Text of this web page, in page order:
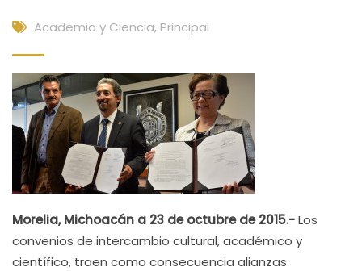
Academia y Ciencia, Principal
Morelia, Michoacán a 23 de octubre de 2015.-Los
convenios de intercambio cultural, académico y
científico, traen como consecuencia alianzas